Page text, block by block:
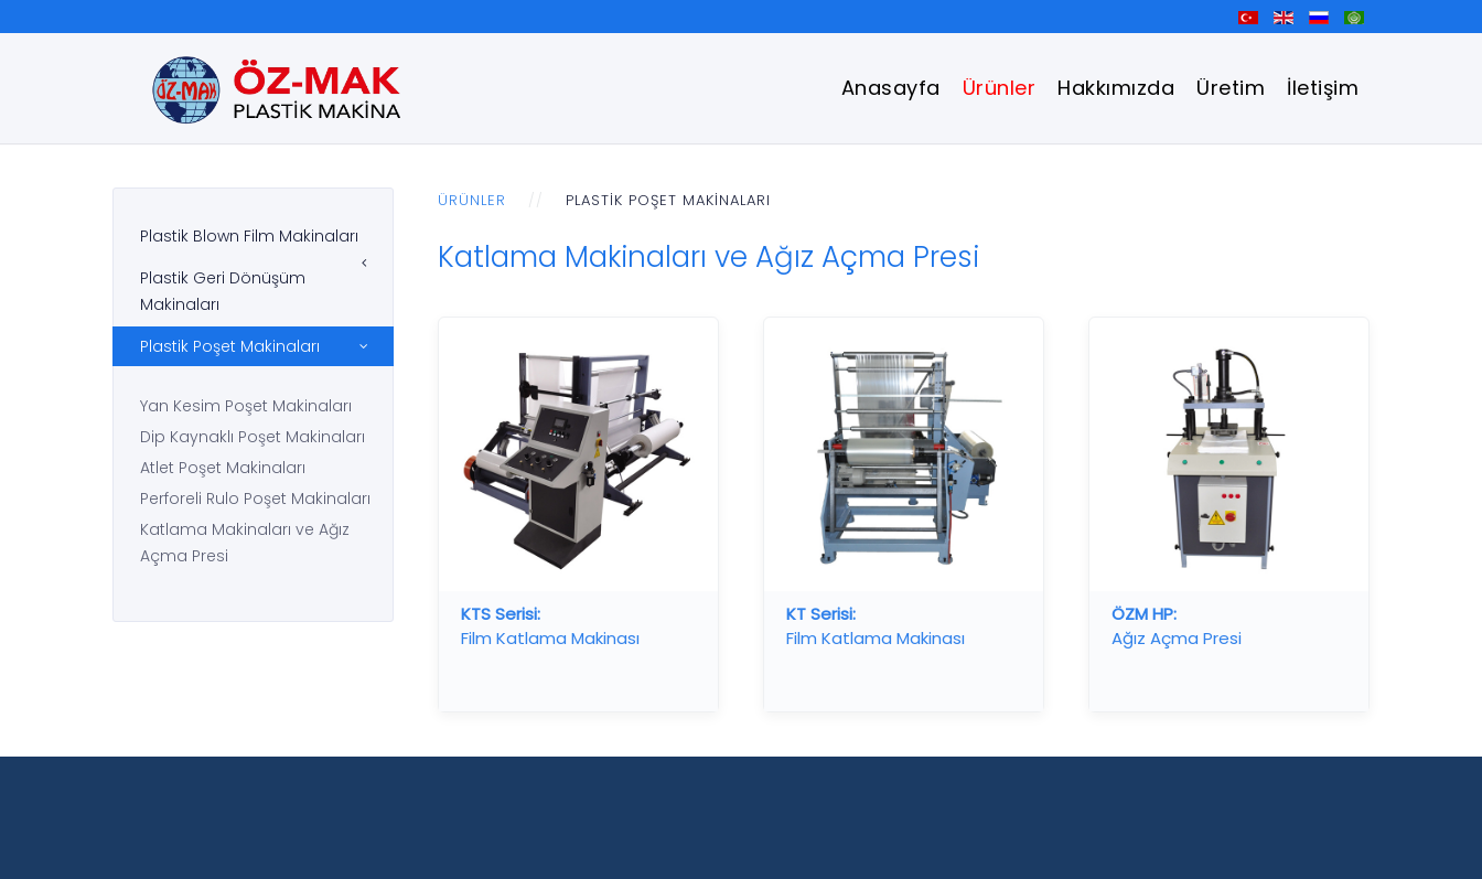
Anasayfa Ürünler Hakkımızda Üretim İletişim
ÜRÜNLER PLASTIK POŞET MAKINALARI
Katlama Makinaları ve Ağız Açma Presi
KTS Serisi:
Film Katlama Makinası
KT Serisi:
Film Katlama Makinası
ÖZM HP:
Ağız Açma Presi
Plastik Blown Film Makinaları
Plastik Geri Dönüşüm
Makinaları
Plastik Poşet Makinaları
Yan Kesim Poşet Makinaları
Dip Kaynaklı Poşet Makinaları
Atlet Poşet Makinaları
Perforeli Rulo Poşet Makinaları
Katlama Makinaları ve Ağız
Açma Presi